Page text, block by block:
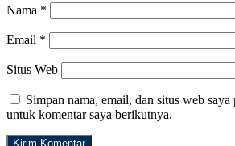
Nama *
Email *
Situs Web
Simpan nama, email, dan situs web saya
untuk komentar saya berikutnya.